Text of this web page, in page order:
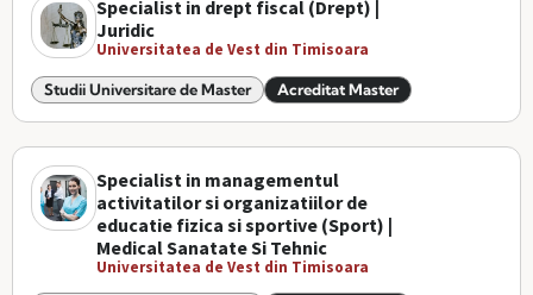
Specialist in drept fiscal (Drept) |
Juridic
Universitatea de Vest din Timisoara
Studii Universitare de Master Acreditat Master
Specialist in managementul
activitatilor si organizatiilor de
educatie fizica si sportive (Sport) |
Medical Sanatate Si Tehnic
Universitatea de Vest din Timisoara